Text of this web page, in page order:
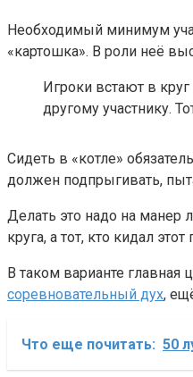
Необходимый минимум
«картошка». В роли неё
Игроки встают в
другому участнику.
Сидеть в «котле»
должен подпрыгивать,
Делать это надо на манер
круга, а тот, кто кидал
В таком варианте главная
соревновательный дух,
Что еще почитать: 50